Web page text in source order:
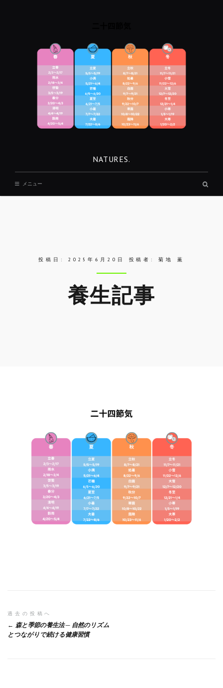
NATURES.
メニュー
投稿日: 2025年6月20日 投稿者:菊地 薫
養生記事
投
稿
過去の投稿へ
森と季節の養生法 ─ 自然のリズム
とつながりで続ける健康習慣